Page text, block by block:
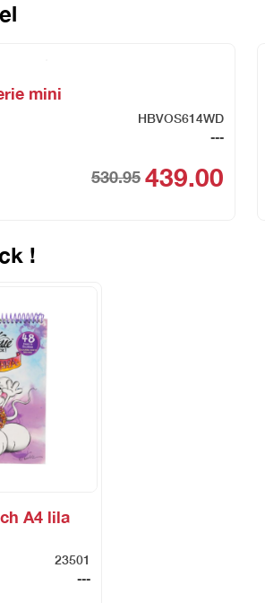
mini
HBVOS614WD
---
530.95
Original
439.00Current
!
A4 lila
23501
---